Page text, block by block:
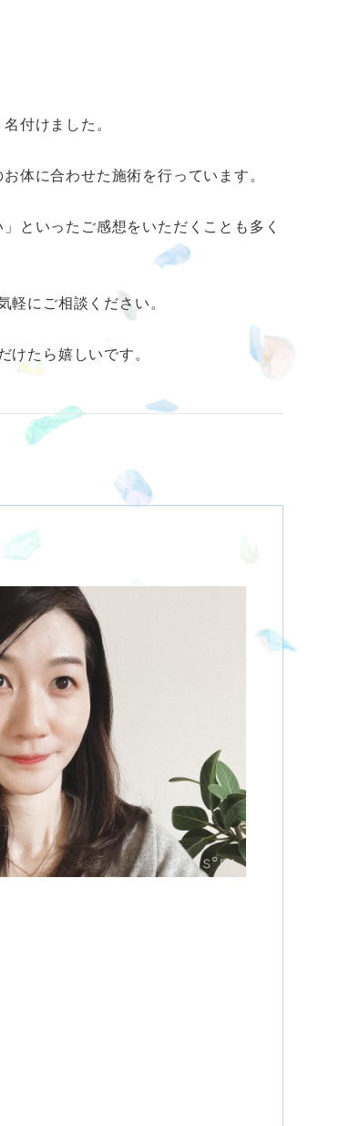
付けました。
体に合わせた施術を行っています。
といったご感想をいただくことも多く
にご相談ください。
けたら嬉しいです。